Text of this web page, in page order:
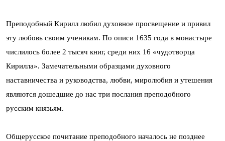
Преподобный Кирилл любил духовное просвещение и привил
эту любовь своим ученикам. По описи 1635 года в монастыре
числилось более 2 тысяч книг, среди них 16 «чудотворца
Кирилла». Замечательными образцами духовного
наставничества и руководства, любви, миролюбия и утешения
являются дошедшие до нас три послания преподобного
русским князьям.
Общерусское почитание преподобного началось не позднее